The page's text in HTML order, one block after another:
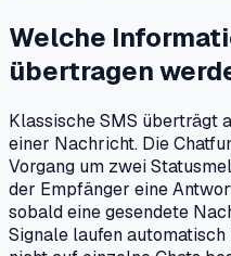
Welche
übertragen
Klassische SMS überträgt
einer Nachricht. Die
Vorgang um zwei
der Empfänger eine
sobald eine gesendete
Signale laufen